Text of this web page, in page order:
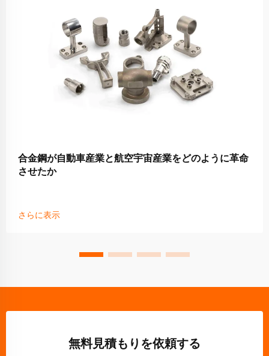
合金鋼が自動車産業と航空宇宙産業をどのように革命
させたか
さらに表示
無料見積もりを依頼する